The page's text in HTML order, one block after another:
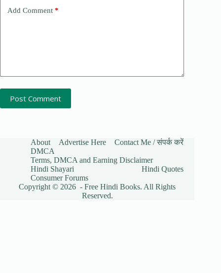
Add Comment *
Post Comment
About Advertise Here
Contact Me / संपर्क करें
DMCA
Terms, DMCA and Earning Disclaimer
Hindi Shayari
Hindi Quotes
Consumer Forums
Copyright © 2026 - Free Hindi Books. All Rights
Reserved.